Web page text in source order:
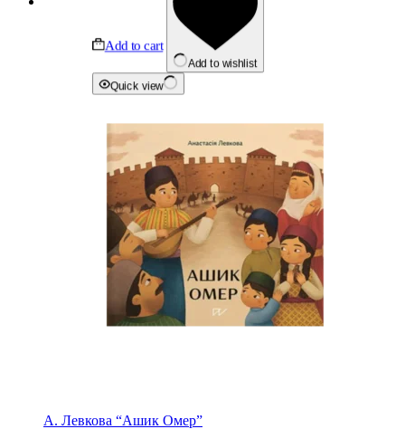
Add to cart
Add to wishlist
Quick view
А. Левкова “Ашик Омер”